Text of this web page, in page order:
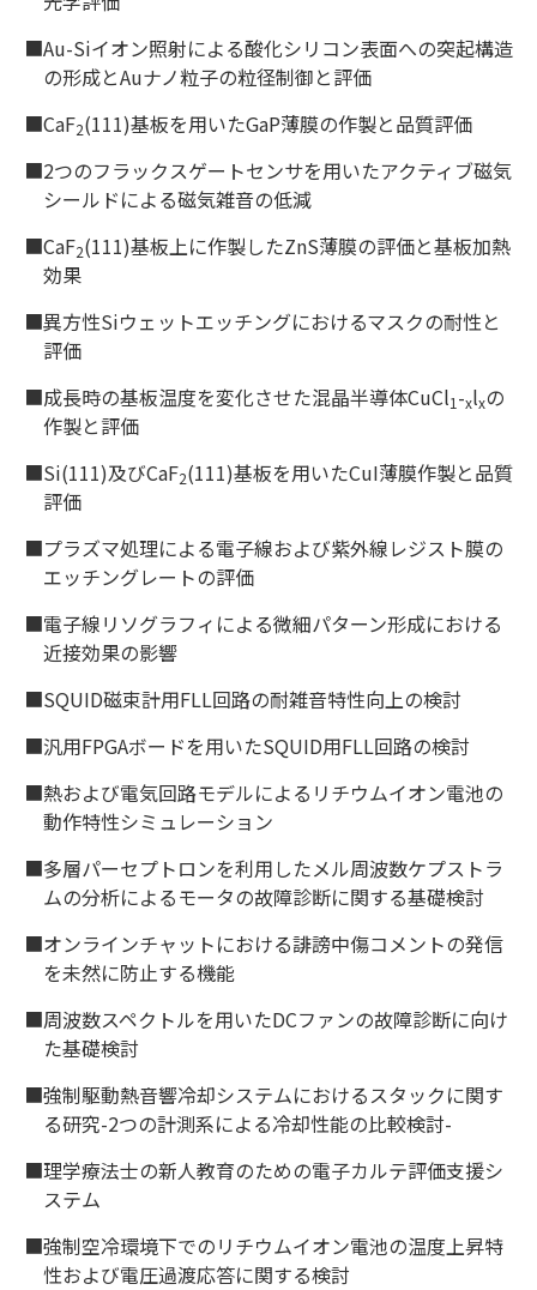
■Au-Siイオン照射による酸化シリコン表面への突起構造
の形成とAuナノ粒子の粒径制御と評価
■CaF2(111)基板を用いたGaP薄膜の作製と品質評価
■2つのフラックスゲートセンサを用いたアクティブ磁気
シールドによる磁気雑音の低減
■CaF2(111)基板上に作製したZnS薄膜の評価と基板加熱
効果
■異方性Siウェットエッチングにおけるマスクの耐性と
評価
■成長時の基板温度を変化させた混晶半導体CuCl1 -xlxの
作製と評価
■Si(111)及びCaF2(111)基板を用いたCuI薄膜作製と品質
評価
■プラズマ処理による電子線および紫外線レジスト膜の
エッチングレートの評価
■電子線リソグラフィによる微細パターン形成における
近接効果の影響
■SQUID磁束計用FLL回路の耐雑音特性向上の検討
■汎用FPGAボードを用いたSQUID用FLL回路の検討
■熱および電気回路モデルによるリチウムイオン電池の
動作特性シミュレーション
■多層パーセプトロンを利用したメル周波数ケプストラ
ムの分析によるモータの故障診断に関する基礎検討
■オンラインチャットにおける誹謗中傷コメントの発信
を未然に防止する機能
■周波数スペクトルを用いたDCファンの故障診断に向け
た基礎検討
■強制駆動熱音響冷却システムにおけるスタックに関す
る研究-2つの計測系による冷却性能の比較検討-
■理学療法士の新人教育のための電子カルテ評価支援シ
ステム
■強制空冷環境下でのリチウムイオン電池の温度上昇特
性および電圧過渡応答に関する検討